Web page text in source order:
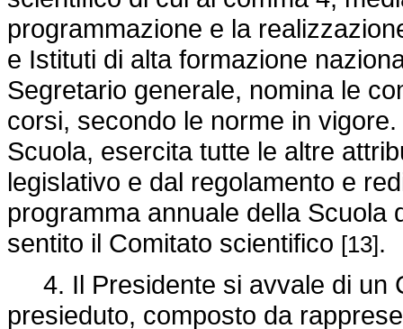
programmazione e la
e Istituti di alta formazione
Segretario generale, nomina le
corsi, secondo le norme in
Scuola, esercita tutte le altre
legislativo e dal regolamento e
programma annuale della Scuola
sentito il Comitato scientifico [13].
4. Il Presidente si avvale di un
presieduto, composto da